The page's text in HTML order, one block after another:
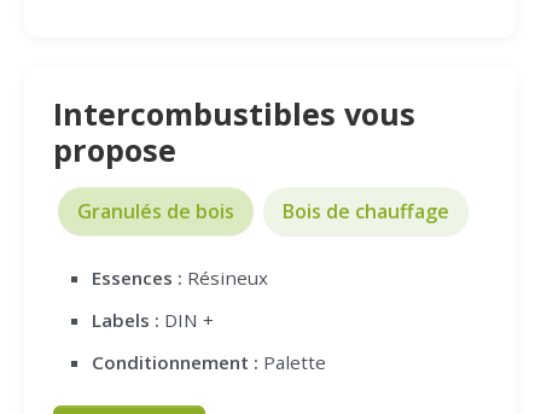
Intercombustibles vous
propose
Granulés de bois Bois de chauffage
Essences : Résineux
Labels : DIN +
Conditionnement : Palette